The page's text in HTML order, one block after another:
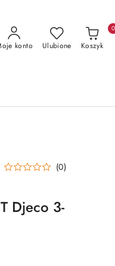
konto Ulubione Koszyk
0
(0)
Djeco 3-